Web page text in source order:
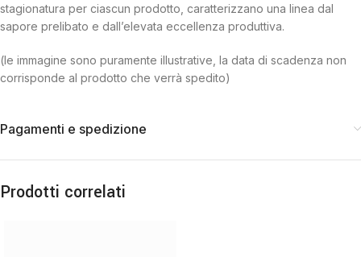
stagionatura per ciascun prodotto, caratterizzano una linea dal
sapore prelibato e dall’elevata eccellenza produttiva.
(le immagine sono puramente illustrative, la data di scadenza non
corrisponde al prodotto che verrà spedito)
Pagamenti e spedizione
Prodotti correlati